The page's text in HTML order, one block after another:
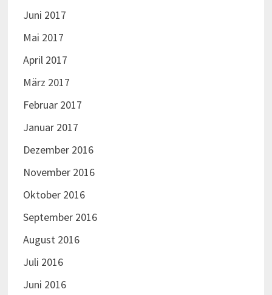
Juni 2017
Mai 2017
April 2017
März 2017
Februar 2017
Januar 2017
Dezember 2016
November 2016
Oktober 2016
September 2016
August 2016
Juli 2016
Juni 2016